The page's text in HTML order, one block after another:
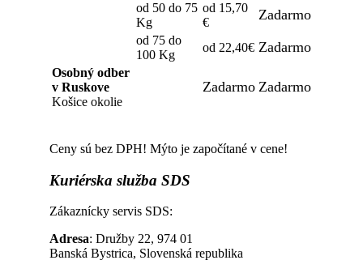
od 50 do 75
Kg
od 15,70
€
Zadarmo
od 75 do
100 Kg
od 22,40€ Zadarmo
Osobný odber
v Ruskove
Košice okolie
Zadarmo Zadarmo
Ceny sú bez DPH! Mýto je započítané v cene!
Kuriérska služba SDS
Zákaznícky servis SDS:
Adresa: Družby 22, 974 01
Banská Bystrica, Slovenská republika